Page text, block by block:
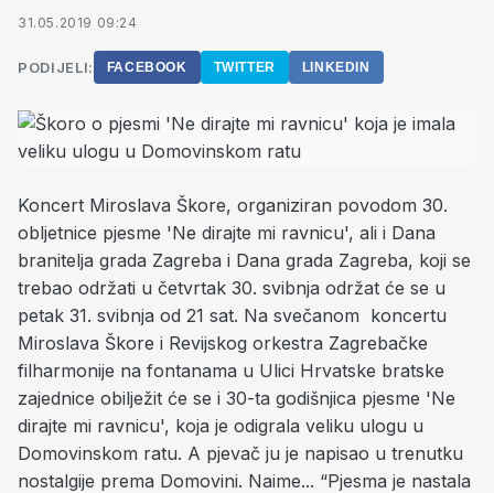
31.05.2019 09:24
PODIJELI: FACEBOOK TWITTER LINKEDIN
Koncert Miroslava Škore, organiziran povodom 30.
obljetnice pjesme 'Ne dirajte mi ravnicu', ali i Dana
branitelja grada Zagreba i Dana grada Zagreba, koji se
trebao održati u četvrtak 30. svibnja održat će se u
petak 31. svibnja od 21 sat. Na svečanom koncertu
Miroslava Škore i Revijskog orkestra Zagrebačke
filharmonije na fontanama u Ulici Hrvatske bratske
zajednice obilježit će se i 30-ta godišnjica pjesme 'Ne
dirajte mi ravnicu', koja je odigrala veliku ulogu u
Domovinskom ratu. A pjevač ju je napisao u trenutku
nostalgije prema Domovini. Naime... “Pjesma je nastala